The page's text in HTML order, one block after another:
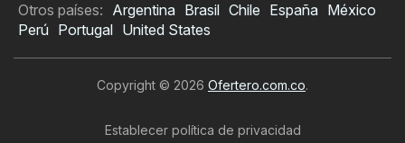
Otros países: Argentina Brasil Chile España México
Perú Portugal United States
Copyright © 2026 Ofertero.com.co.
Establecer política de privacidad